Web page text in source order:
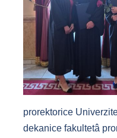
prorektorice
dekanice fakultetâ